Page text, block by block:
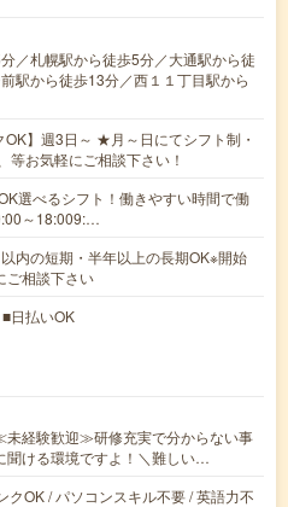
／札幌駅から徒歩5分／大通駅から徒
駅から徒歩13分／西１１丁目駅から
OK】週3日～ ★月～日にてシフト制・
等お気軽にご相談下さい！
選べるシフト！働きやすい時間で働
～18:009:…
以内の短期・半年以上の長期OK※開始
ご相談下さい
日払いOK
経験歓迎≫研修充実で分からない事
聞ける環境ですよ！＼難しい…
クOK / パソコンスキル不要 / 英語力不